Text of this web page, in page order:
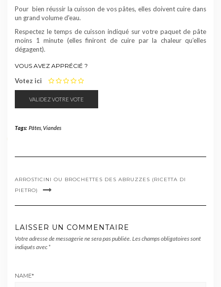
Pour bien réussir la cuisson de vospâtes, elles doivent cuire dans
un grand volume d'eau.
Respectez le temps de cuisson indiqué sur votre paquet de pâte
moins 1 minute (elles finiront de cuire par la chaleur qu’elles
dégagent).
VOUS AVEZ APPRÉCIÉ ?
Votez ici 1 2 3 4 5
Tags: Pâtes, Viandes
ARROSTICINI OU BROCHETTES DES ABRUZZES (RICETTA DI
PIETRO)
LAISSER UN COMMENTAIRE
Votre adresse de messagerie ne sera pas publiée. Les champs obligatoires sont
indiqués avec *
NAME*